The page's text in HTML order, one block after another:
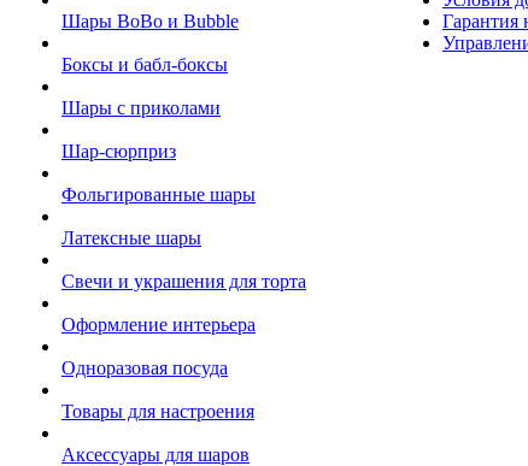
Шары BoBo и Bubble
Боксы и бабл-боксы
Шары с приколами
Шар-сюрприз
Фольгированные шары
Латексные шары
Свечи и украшения для торта
Оформление интерьера
Одноразовая посуда
Товары для настроения
Аксессуары для шаров
Гарантия